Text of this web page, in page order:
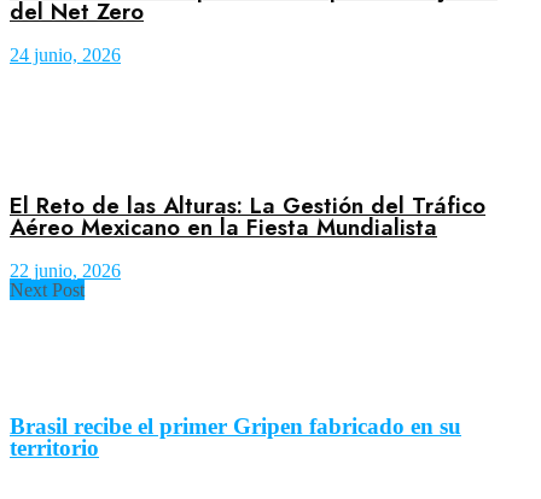
del Net Zero
24 junio, 2026
El Reto de las Alturas: La Gestión del Tráfico
Aéreo Mexicano en la Fiesta Mundialista
22 junio, 2026
Next Post
Brasil recibe el primer Gripen fabricado en su
territorio